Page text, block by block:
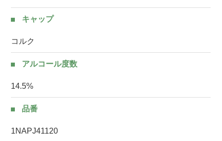
キャップ
コルク
アルコール度数
14.5%
品番
1NAPJ41120